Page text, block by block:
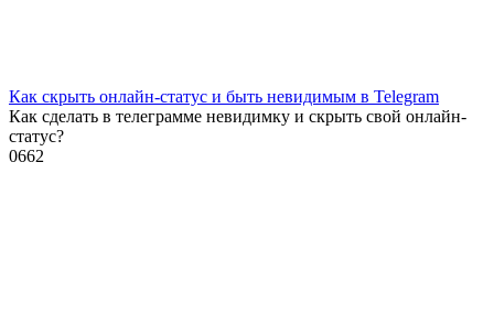
Как скрыть онлайн-статус и быть невидимым в Telegram
Как сделать в телеграмме невидимку и скрыть свой онлайн-
статус?
0662